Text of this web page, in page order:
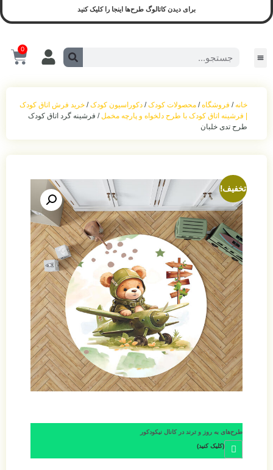
برای دیدن کاتالوگ طرح‌ها اینجا را کلیک کنید
0
خانه/ فروشگاه/ محصولات کودک/ دکوراسیون کودک/ خرید فرش اتاق کودک
| فرشینه اتاق کودک با طرح دلخواه و پارچه مخمل/ فرشینه گرد اتاق کودک
طرح تدی خلبان
تخفیف!
طرح‌های به روز و ترند در کانال نیکودکور
(کلیک کنید)